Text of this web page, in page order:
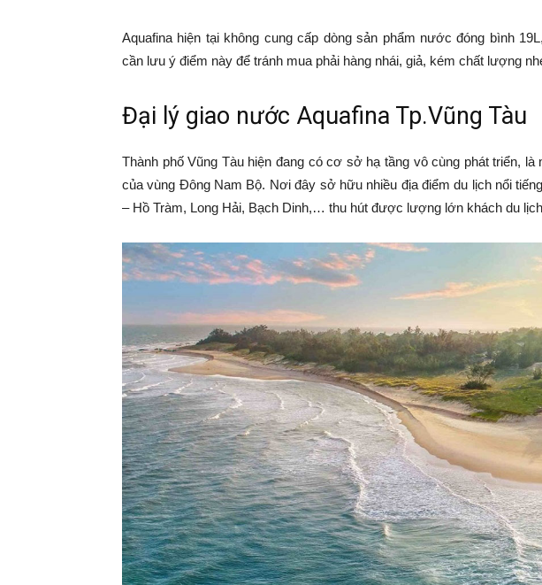
Aquafina hiện tại không cung cấp dòng sản phẩm nước đóng bình
cần lưu ý điểm này để tránh mua phải hàng nhái, giả, kém chất lượng
Đại lý giao nước Aquafina Tp.Vũng Tàu
Thành phố Vũng Tàu hiện đang có cơ sở hạ tầng vô cùng phát triển,
của vùng Đông Nam Bộ. Nơi đây sở hữu nhiều địa điểm du lịch nổi
– Hồ Tràm, Long Hải, Bạch Dinh,… thu hút được lượng lớn khách du